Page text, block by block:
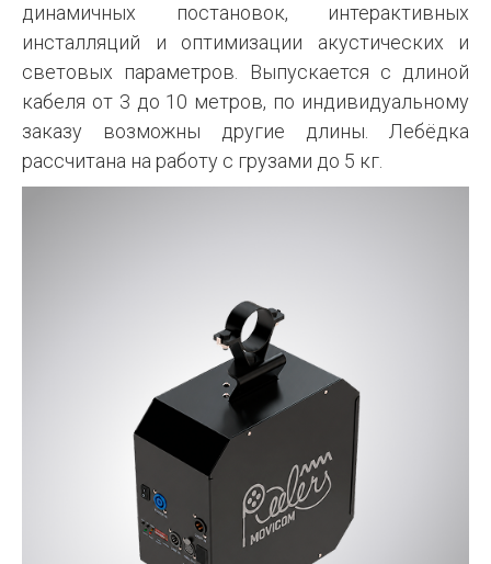
динамичных постановок, интерактивных
инсталляций и оптимизации акустических и
световых параметров. Выпускается с длиной
кабеля от 3 до 10 метров, по индивидуальному
заказу возможны другие длины. Лебёдка
рассчитана на работу с грузами до 5 кг.